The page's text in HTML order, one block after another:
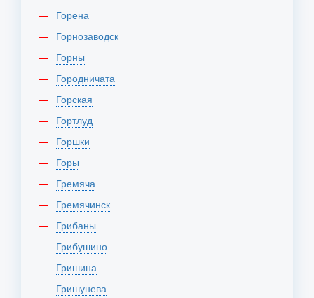
Горена
Горнозаводск
Горны
Городничата
Горская
Гортлуд
Горшки
Горы
Гремяча
Гремячинск
Грибаны
Грибушино
Гришина
Гришунева